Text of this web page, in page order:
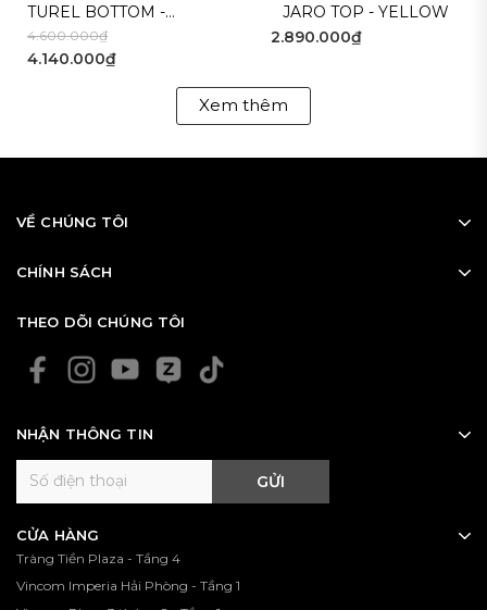
TUREL BOTTOM -
WHITE
4.600.000₫
4.140.000₫
JARO TOP - YELLOW
2.890.000₫
Xem thêm
VỀ CHÚNG TÔI
CHÍNH SÁCH
THEO DÕI CHÚNG TÔI
NHẬN THÔNG TIN
GỬI
CỬA HÀNG
Tràng Tiền Plaza - Tầng 4
Vincom Imperia Hải Phòng - Tầng 1